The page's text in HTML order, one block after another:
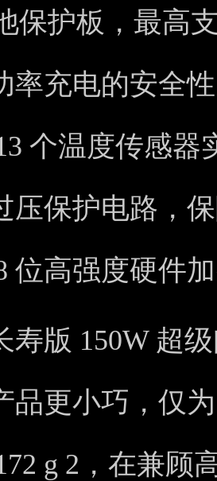
保护板，最高
率充电的安全
个温度传感器
压保护电路，
位高强度硬件
寿版 150W 超
品更小巧，仅
g 2，在兼顾